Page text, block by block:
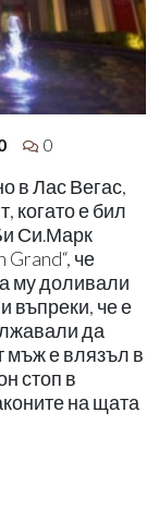
0
в Лас Вегас,
когато е бил
Си.Марк
че
му доливали
въпреки, че е
да
мъж е влязъл в
стоп в
на щата